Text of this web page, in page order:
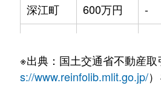
深江町
600万円 -
深江町
1,400万円 -
※出典：国土交通省不動産取
s://www.reinfolib.mlit.go.jp/